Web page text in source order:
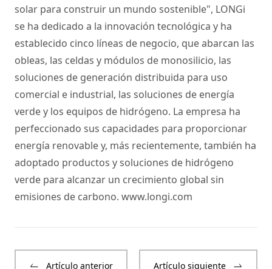
solar para construir un mundo sostenible", LONGi
se ha dedicado a la innovación tecnológica y ha
establecido cinco líneas de negocio, que abarcan las
obleas, las celdas y módulos de monosilicio, las
soluciones de generación distribuida para uso
comercial e industrial, las soluciones de energía
verde y los equipos de hidrógeno. La empresa ha
perfeccionado sus capacidades para proporcionar
energía renovable y, más recientemente, también ha
adoptado productos y soluciones de hidrógeno
verde para alcanzar un crecimiento global sin
emisiones de carbono. www.longi.com
Artículo anterior Artículo siguiente